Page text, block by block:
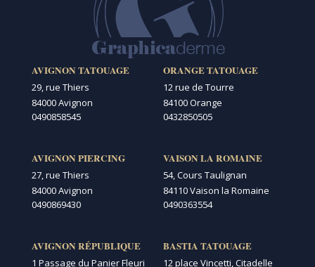
AVIGNON TATOUAGE
29, rue Thiers
84000 Avignon
0490858545
AVIGNON PIERCING
27, rue Thiers
84000 Avignon
0490869430
AVIGNON RÉPUBLIQUE
1 Passage du Panier Fleuri
ORANGE TATOUAGE
12 rue de Tourre
84100 Orange
0432850505
VAISON LA ROMAINE
54, Cours Taulignan
84110 Vaison la Romaine
0490363554
BASTIA TATOUAGE
12 place Vincetti, Citadelle